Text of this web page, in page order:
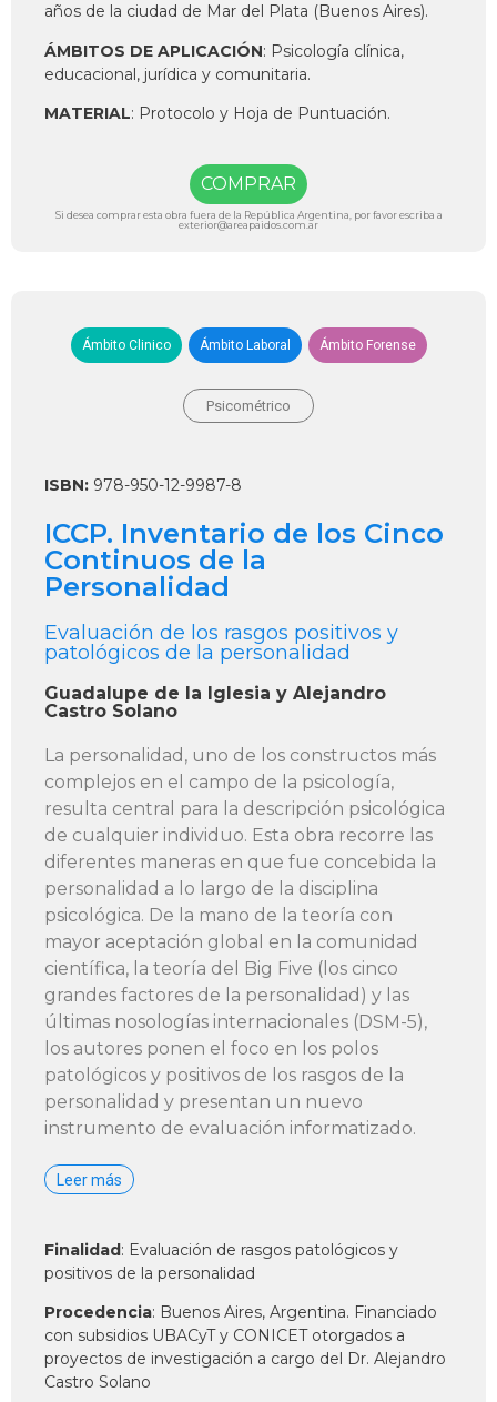
años de la ciudad de Mar del Plata (Buenos Aires).
ÁMBITOS DE APLICACIÓN: Psicología clínica,
educacional, jurídica y comunitaria.
MATERIAL: Protocolo y Hoja de Puntuación.
COMPRAR
Si desea comprar esta obra fuera de la República Argentina, por favor escriba a
exterior@areapaidos.com.ar
Ámbito Clinico Ámbito Laboral Ámbito Forense
Psicométrico
ISBN: 978-950-12-9987-8
ICCP. Inventario de los Cinco
Continuos de la
Personalidad
Evaluación de los rasgos positivos y
patológicos de la personalidad
Guadalupe de la Iglesia y Alejandro
Castro Solano
La personalidad, uno de los constructos más
complejos en el campo de la psicología,
resulta central para la descripción psicológica
de cualquier individuo. Esta obra recorre las
diferentes maneras en que fue concebida la
personalidad a lo largo de la disciplina
psicológica. De la mano de la teoría con
mayor aceptación global en la comunidad
científica, la teoría del Big Five (los cinco
grandes factores de la personalidad) y las
últimas nosologías internacionales (DSM-5),
los autores ponen el foco en los polos
patológicos y positivos de los rasgos de la
personalidad y presentan un nuevo
instrumento de evaluación informatizado.
Leer más
Finalidad: Evaluación de rasgos patológicos y
positivos de la personalidad
Procedencia: Buenos Aires, Argentina. Financiado
con subsidios UBACyT y CONICET otorgados a
proyectos de investigación a cargo del Dr. Alejandro
Castro Solano